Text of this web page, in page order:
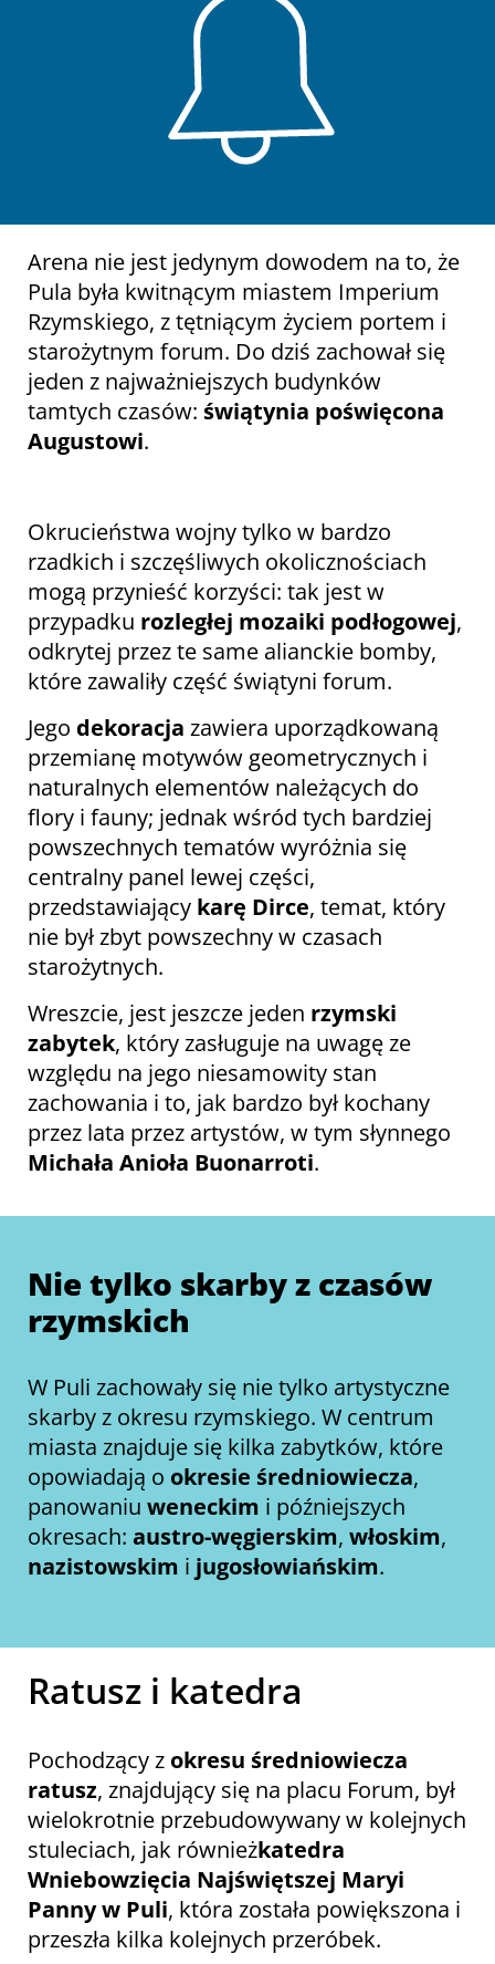
Arena nie jest jedynym dowodem na to, że
Pula była kwitnącym miastem Imperium
Rzymskiego, z tętniącym życiem portem i
starożytnym forum. Do dziś zachował się
jeden z najważniejszych budynków
tamtych czasów: świątynia poświęcona
Augustowi.
Okrucieństwa wojny tylko w bardzo
rzadkich i szczęśliwych okolicznościach
mogą przynieść korzyści: tak jest w
przypadku rozległej mozaiki podłogowej,
odkrytej przez te same alianckie bomby,
które zawaliły część świątyni forum.
Jego dekoracja zawiera uporządkowaną
przemianę motywów geometrycznych i
naturalnych elementów należących do
flory i fauny; jednak wśród tych bardziej
powszechnych tematów wyróżnia się
centralny panel lewej części,
przedstawiający karę Dirce, temat, który
nie był zbyt powszechny w czasach
starożytnych.
Wreszcie, jest jeszcze jeden rzymski
zabytek, który zasługuje na uwagę ze
względu na jego niesamowity stan
zachowania i to, jak bardzo był kochany
przez lata przez artystów, w tym słynnego
Michała Anioła Buonarroti.
Nie tylko skarby z czasów
rzymskich
W Puli zachowały się nie tylko artystyczne
skarby z okresu rzymskiego. W centrum
miasta znajduje się kilka zabytków, które
opowiadają o okresie średniowiecza,
panowaniu weneckim i późniejszych
okresach: austro-węgierskim, włoskim,
nazistowskim i jugosłowiańskim.
Ratusz i katedra
Pochodzący z okresu średniowiecza
ratusz, znajdujący się na placu Forum, był
wielokrotnie przebudowywany w kolejnych
stuleciach, jak równieżkatedra
Wniebowzięcia Najświętszej Maryi
Panny w Puli, która została powiększona i
przeszła kilka kolejnych przeróbek.